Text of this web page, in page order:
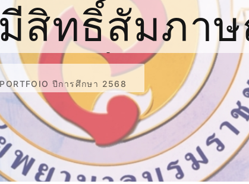
ทธิ์สัมภาษณ์ ร
อบที่ 1
ศึกษา 2568
รอบที่ 1 PORTFOIO ปีการศึกษา 2568